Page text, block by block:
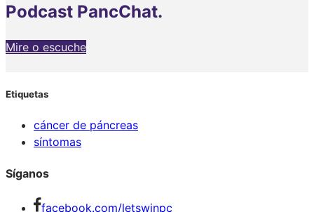
Podcast PancChat.
Mire o escuche
Etiquetas
cáncer de páncreas
síntomas
Síganos
facebook.com/letswinpc